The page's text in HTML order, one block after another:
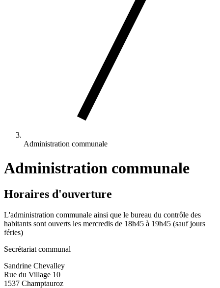
Administration communale
Administration communale
Horaires d'ouverture
L'administration communale ainsi que le bureau du contrôle des
habitants sont ouverts les mercredis de 18h45 à 19h45 (sauf jours
féries)
Secrétariat communal
Sandrine Chevalley
Rue du Village 10
1537 Champtauroz